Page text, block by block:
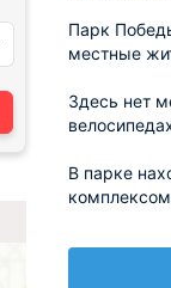
Парк
местные
Здесь нет
В парке